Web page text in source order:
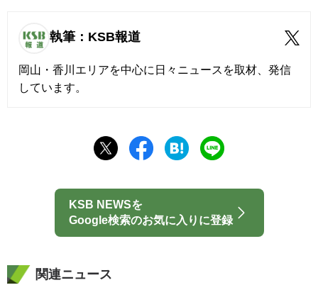
執筆：KSB報道
岡山・香川エリアを中心に日々ニュースを取材、発信
しています。
KSB NEWSを
Google検索のお気に入りに登録
関連ニュース